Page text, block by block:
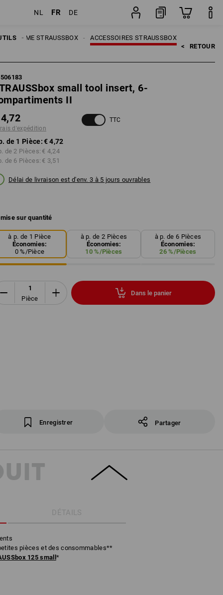
NL FR DE
ACCESSOIRES STRAUSSBOX
SYSTÈME STRAUSSBOX
< RETOUR
small tool insert, 6-
II
d'expédition
TTC
de 1 Pièce:€ 4,72
de 2 Pièces: € 4,24
de 6 Pièces: € 3,51
Délai de livraison est d'env. 3 à 5 jours ouvrables
sur quantité
à p. de 1 Pièce
Économies:
0%/Pièce
à p. de 2 Pièces
Économies:
10%/Pièces
à p. de 6 Pièces
Économies:
26%/Pièces
Pièce
Dans le panier
Enregistrer Partager
DÉTAILS
pièces et des consommables**
125 small *